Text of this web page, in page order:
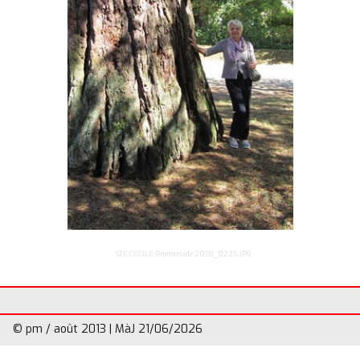
▼
STE CECILE Promenade 2018_0235.JPG
© pm / août 2013 | MàJ 21/06/2026